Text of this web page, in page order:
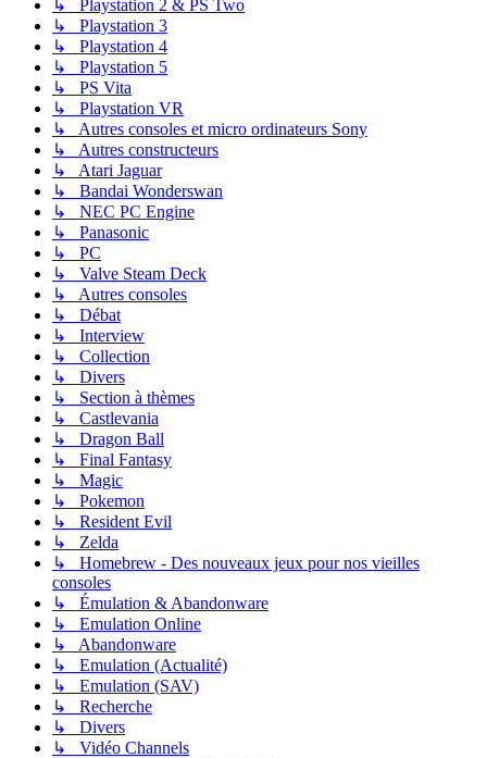
↳ Playstation 2 & PS Two
↳ Playstation 3
↳ Playstation 4
↳ Playstation 5
↳ PS Vita
↳ Playstation VR
↳ Autres consoles et micro ordinateurs Sony
↳ Autres constructeurs
↳ Atari Jaguar
↳ Bandai Wonderswan
↳ NEC PC Engine
↳ Panasonic
↳ PC
↳ Valve Steam Deck
↳ Autres consoles
↳ Débat
↳ Interview
↳ Collection
↳ Divers
↳ Section à thèmes
↳ Castlevania
↳ Dragon Ball
↳ Final Fantasy
↳ Magic
↳ Pokemon
↳ Resident Evil
↳ Zelda
↳ Homebrew - Des nouveaux jeux pour nos vieilles
consoles
↳ Émulation & Abandonware
↳ Emulation Online
↳ Abandonware
↳ Emulation (Actualité)
↳ Emulation (SAV)
↳ Recherche
↳ Divers
↳ Vidéo Channels